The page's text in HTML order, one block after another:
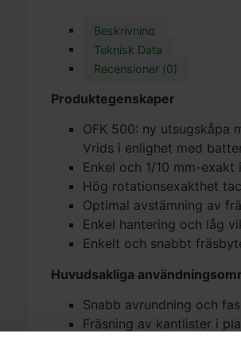
Beskrivning
Teknisk Data
Recensioner (0)
Produktegenskaper
OFK 500: ny utsugskåpa
Vrids i enlighet med
Enkel och 1/10 mm-
Hög rotationsexakthet
Optimal avstämning av
Enkel hantering och låg
Enkelt och snabbt
Huvudsakliga
Snabb avrundning och
Fräsning av kantlister i